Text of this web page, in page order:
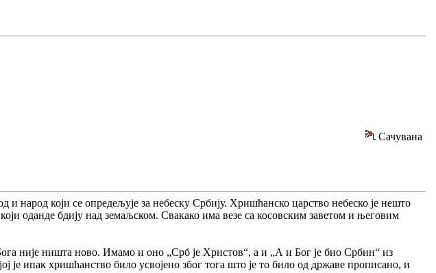
Сачувана
народ који се опредељује за небеску Србију. Хришћанско царство небеско је нешто
оданде бдију над земаљском. Свакако има везе са косовским заветом и његовим
није ништа ново. Имамо и оно „Срб је Христов“, а и „А и Бог је био Србин“ из
је ипак хришћанство било усвојено због тога што је то било од државе прописано, и